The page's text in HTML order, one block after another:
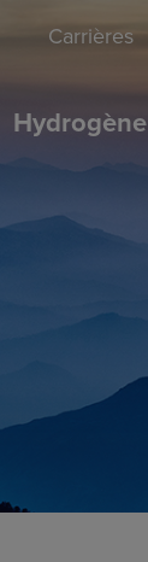
Carrières
Hydrogène